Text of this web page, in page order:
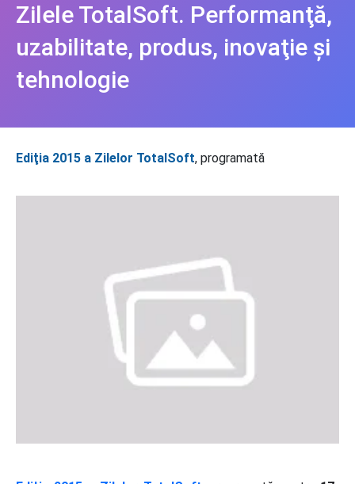
Zilele TotalSoft. Performanţă,
uzabilitate, produs, inovaţie şi
tehnologie
Ediţia 2015 a Zilelor TotalSoft, programată